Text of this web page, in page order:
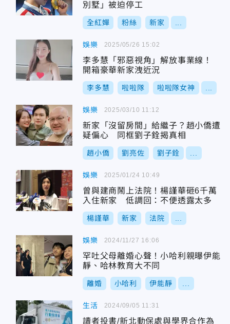
別墅」被迫停工
全紅嬋 粉絲 新家
娛樂
李多慧「邪惡視角」解放事業線！
開箱豪華新家洩近況
李多慧 啦啦隊 啦啦隊女神
2025/05/26 15:02
娛樂
新家「沒留房間」給繼子？趙小僑遭
疑偏心 同框劉子銓揭真相
趙小僑 劉亮佐 劉子銓
2025/03/10 11:12
娛樂
曾與建商鬧上法院！楊謹華砸6千萬
入住新家 低調回：不便透露太多
楊謹華 新家 法院
2025/01/24 10:49
娛樂
罕吐父母離婚心聲！小哈利親曝伊能
靜、哈林教育大不同
離婚 小哈利 伊能靜
2024/11/27 16:06
生活
讀者投書/新北動保處與學界合作為
2024/09/05 11:31